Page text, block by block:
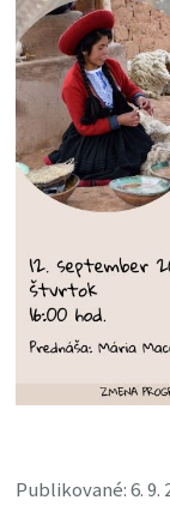
Publikované: 6. 9.